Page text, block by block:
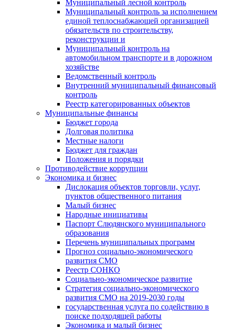
Муниципальный лесной контроль
Муниципальный контроль за исполнением
единой теплоснабжающей организацией
обязательств по строительству,
реконструкции и
Муниципальный контроль на
автомобильном транспорте и в дорожном
хозяйстве
Ведомственный контроль
Внутренний муниципальный финансовый
контроль
Реестр категорированных объектов
Муниципальные финансы
Бюджет города
Долговая политика
Местные налоги
Бюджет для граждан
Положения и порядки
Противодействие коррупции
Экономика и бизнес
Дислокация объектов торговли, услуг,
пунктов общественного питания
Малый бизнес
Народные инициативы
Паспорт Слюдянского муниципального
образования
Перечень муниципальных программ
Прогноз социально-экономического
развития СМО
Реестр СОНКО
Социально-экономическое развитие
Стратегия социально-экономического
развития СМО на 2019-2030 годы
государственная услуга по содействию в
поиске подходящей работы
Экономика и малый бизнес